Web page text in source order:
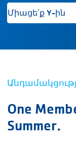
Միացե՛ք Y-ին
One
Summer.